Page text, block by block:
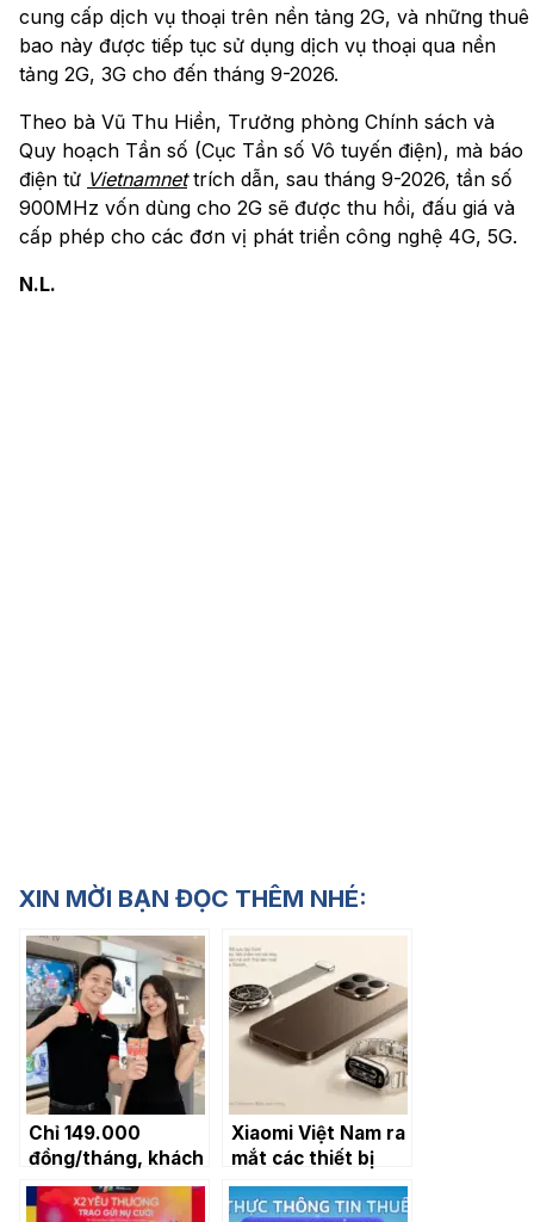
cung cấp dịch vụ thoại trên nền tảng 2G, và những thuê
bao này được tiếp tục sử dụng dịch vụ thoại qua nền
tảng 2G, 3G cho đến tháng 9-2026.
Theo bà Vũ Thu Hiền, Trưởng phòng Chính sách và
Quy hoạch Tần số (Cục Tần số Vô tuyến điện), mà báo
điện tử Vietnamnettrích dẫn, sau tháng 9-2026, tần số
900MHz vốn dùng cho 2G sẽ được thu hồi, đấu giá và
cấp phép cho các đơn vị phát triển công nghệ 4G, 5G.
N.L.
XIN MỜI BẠN ĐỌC THÊM NHÉ:
Chỉ 149.000
đồng/tháng, khách
hàng được chính
sách bảo hành 1 đổi
Xiaomi Việt Nam ra
mắt các thiết bị
đeo wearables và
loạt sản phẩm AIoT